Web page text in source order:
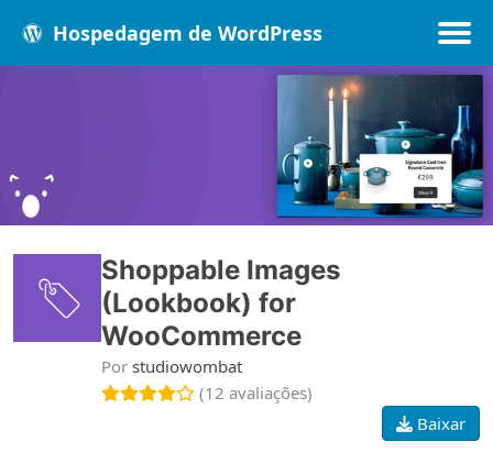
Hospedagem de WordPress
Populares
Recentes
Melhores
Shoppable Images
(Lookbook) for
WooCommerce
Por studiowombat
(12 avaliações)
Baixar